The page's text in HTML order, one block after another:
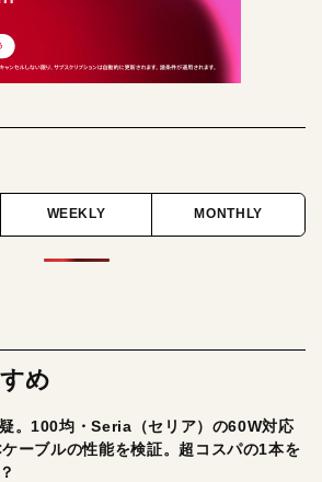
WEEKLY MONTHLY
め
。100均・Seria（セリア）の60W対応
ーブルの性能を検証。超コスパの1本を